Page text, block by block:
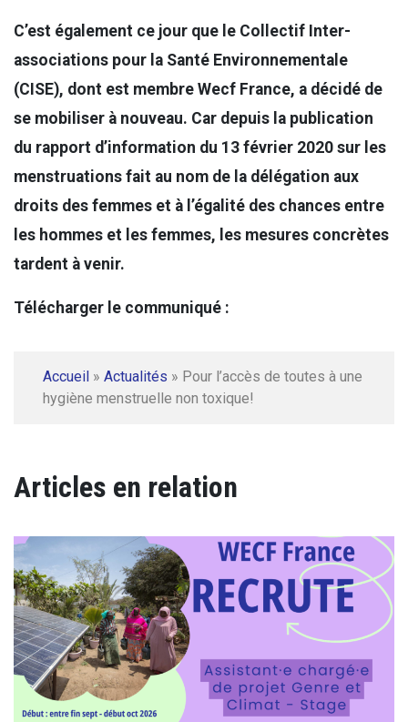
C’est également ce jour que le Collectif Inter-
associations pour la Santé Environnementale
(CISE), dont est membre Wecf France, a décidé de
se mobiliser à nouveau. Car depuis la publication
du rapport d’information du 13 février 2020 sur les
menstruations fait au nom de la délégation aux
droits des femmes et à l’égalité des chances entre
les hommes et les femmes, les mesures concrètes
tardent à venir.
Télécharger le communiqué :
Accueil » Actualités » Pour l’accès de toutes à une
hygiène menstruelle non toxique!
Articles en relation